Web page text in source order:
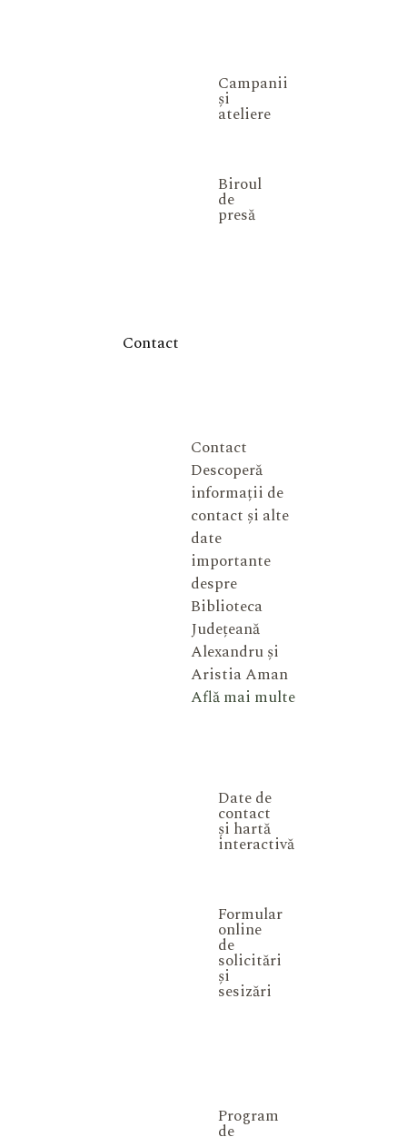
Campanii
și
ateliere
Biroul
de
presă
Contact
Contact
Descoperă
informații de
contact și alte
date
importante
despre
Biblioteca
Județeană
Alexandru și
Aristia Aman
Află mai multe
Date de
contact
și hartă
interactivă
Formular
online
de
solicitări
și
sesizări
Program
de